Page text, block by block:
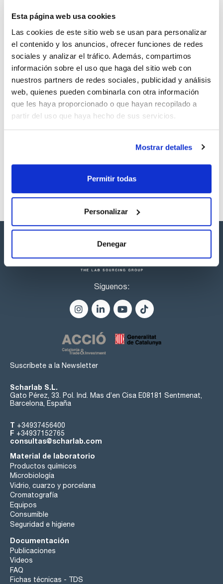
Esta página web usa cookies
Las cookies de este sitio web se usan para personalizar
el contenido y los anuncios, ofrecer funciones de redes
sociales y analizar el tráfico. Además, compartimos
información sobre el uso que haga del sitio web con
nuestros partners de redes sociales, publicidad y análisis
web, quienes pueden combinarla con otra información
que les haya proporcionado o que hayan recopilado a
partir del uso que haya hecho de sus servicios.
Mostrar detalles
Permitir todas
Personalizar
Denegar
que se puede funcionalizar con un componente hidrofílico,
hidrofóbico o de intercambio iónico estándar, así como con
sorbentes poliméricos tienen una mayor capacidad de
analito en comparación con los materiales basados en sílice.
velocidades de flujo son mayores y se requieren menor
cantidad de solventes. No se requieren pasos de
drogas de abuso. Tamaño de partícula 30 µm.
TDS / Ficha técnica
Regístrate para
descargas
COA
Regístrate para
descargas
SDS/ Hoja de seguridad
Regístrate para
descargas
Los productos marcados con esta imagen son
listos para una entrega inmediata.
Síguenos:
Suscríbete a la Newsletter
Scharlab S.L.
Gato Pérez, 33. Pol. Ind. Mas d’en Cisa E08181 Sentmenat,
Barcelona, España
T +34937456400
F +34937152765
consultas@scharlab.com
Material de laboratorio
Productos químicos
Microbiología
Vidrio, cuarzo y porcelana
Cromatografía
Equipos
Consumible
Seguridad e higiene
Documentación
Publicaciones
Videos
FAQ
Fichas técnicas - TDS